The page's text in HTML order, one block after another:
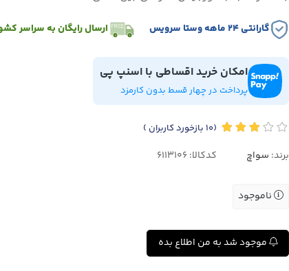
گارانتی ۲۴ ماهه وستا سرویس ارسال رایگان به سراسر
امکان خرید اقساطی با اسنپ پی
پرداخت در چهار قسط بدون کارمزد
(10 بازخورد کاربران )
برند: سواچ کدکالا:
ناموجود
موجود شد به من اطلاع بده